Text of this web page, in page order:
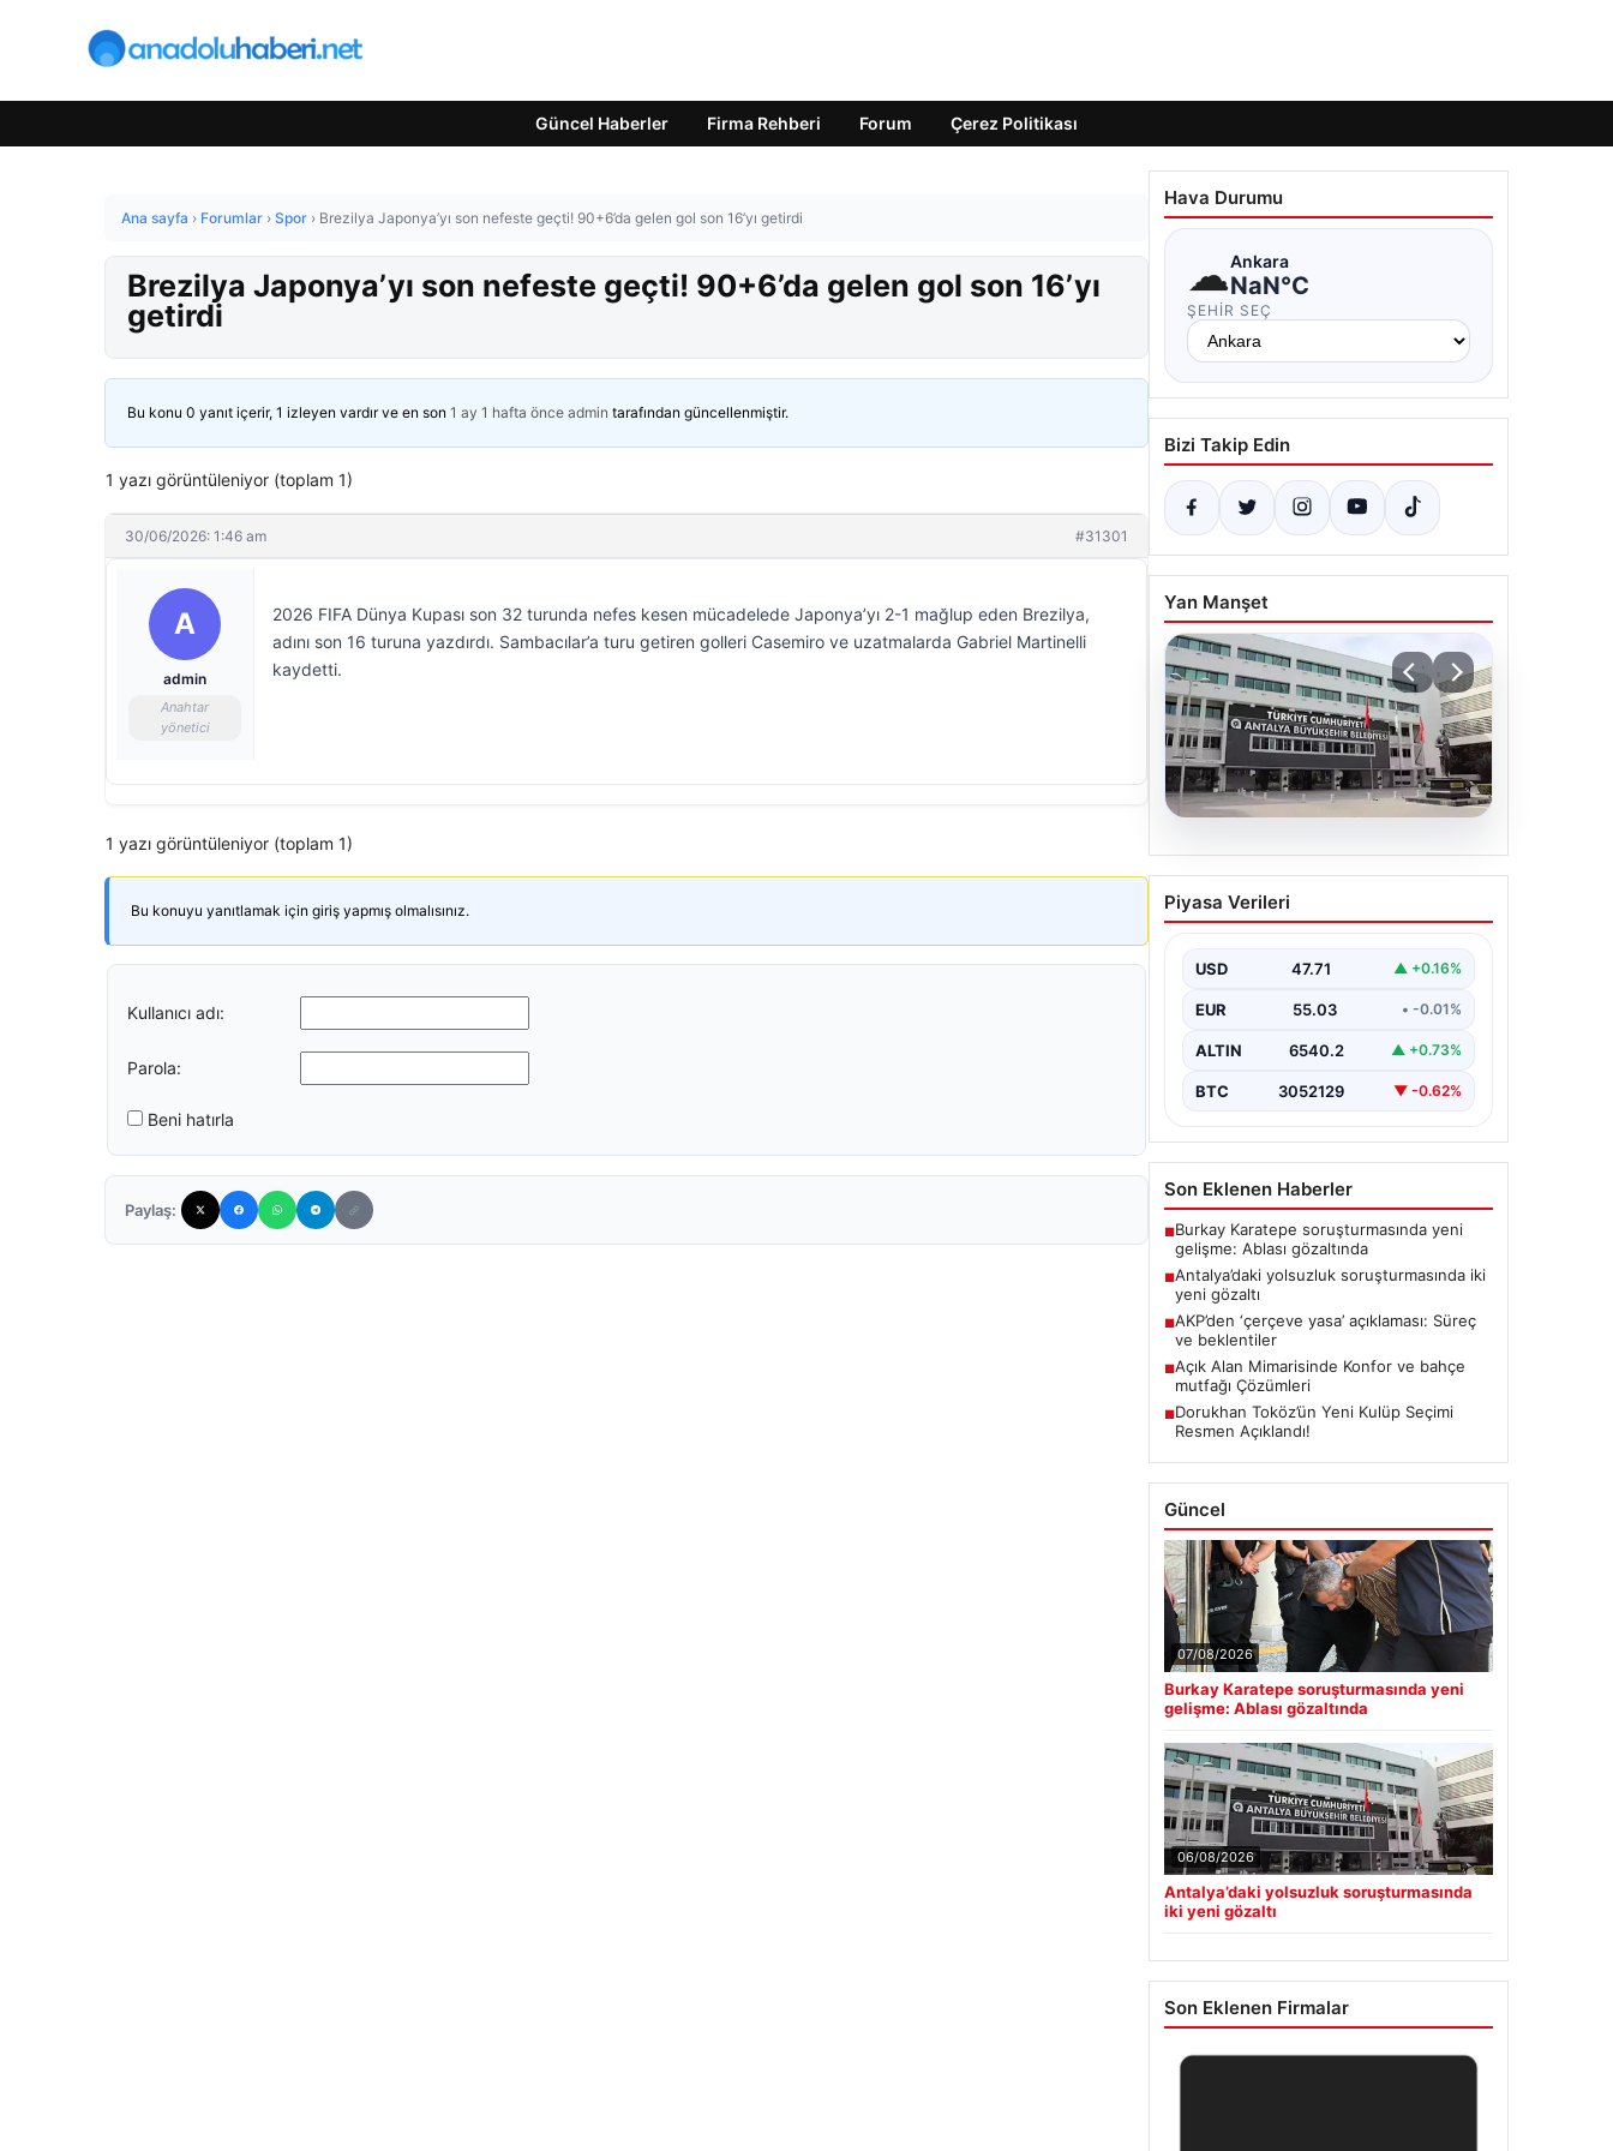
Güncel Haberler Firma Rehberi Forum Çerez Politikası
Ana sayfa › Forumlar › Spor › Brezilya Japonya’yı son nefeste geçti! 90+6’da gelen gol son 16’yı getirdi
Brezilya Japonya’yı son nefeste geçti! 90+6’da gelen gol son 16’yı
getirdi
Bu konu 0 yanıt içerir, 1 izleyen vardır ve en son 1 ay 1 hafta önce admin tarafından güncellenmiştir.
1 yazı görüntüleniyor (toplam 1)
30/06/2026: 1:46 am #31301
A
admin
Anahtar
yönetici
2026 FIFA Dünya Kupası son 32 turunda nefes kesen mücadelede Japonya’yı 2-1 mağlup eden Brezilya,
adını son 16 turuna yazdırdı. Sambacılar’a turu getiren golleri Casemiro ve uzatmalarda Gabriel Martinelli
kaydetti.
1 yazı görüntüleniyor (toplam 1)
Bu konuyu yanıtlamak için giriş yapmış olmalısınız.
Kullanıcı adı:
Parola:
Beni hatırla
Paylaş:
Hava Durumu
☁Ankara
NaN°C
ŞEHIR SEÇ
Bizi Takip Edin
Yan Manşet
Antalya’daki yolsuzluk
soruşturmasında iki yeni
Piyasa Verileri
USD 47.71 ▲ +0.16%
EUR 55.03 • -0.01%
ALTIN 6540.2 ▲ +0.73%
BTC 3052129 ▼ -0.62%
Son Eklenen Haberler
■Burkay Karatepe soruşturmasında yeni
gelişme: Ablası gözaltında
■Antalya’daki yolsuzluk soruşturmasında iki
yeni gözaltı
■AKP’den ‘çerçeve yasa’ açıklaması: Süreç
ve beklentiler
■Açık Alan Mimarisinde Konfor ve bahçe
mutfağı Çözümleri
■Dorukhan Toköz’ün Yeni Kulüp Seçimi
Resmen Açıklandı!
Güncel
07/08/2026
Burkay Karatepe soruşturmasında yeni
gelişme: Ablası gözaltında
06/08/2026
Antalya’daki yolsuzluk soruşturmasında
iki yeni gözaltı
Son Eklenen Firmalar